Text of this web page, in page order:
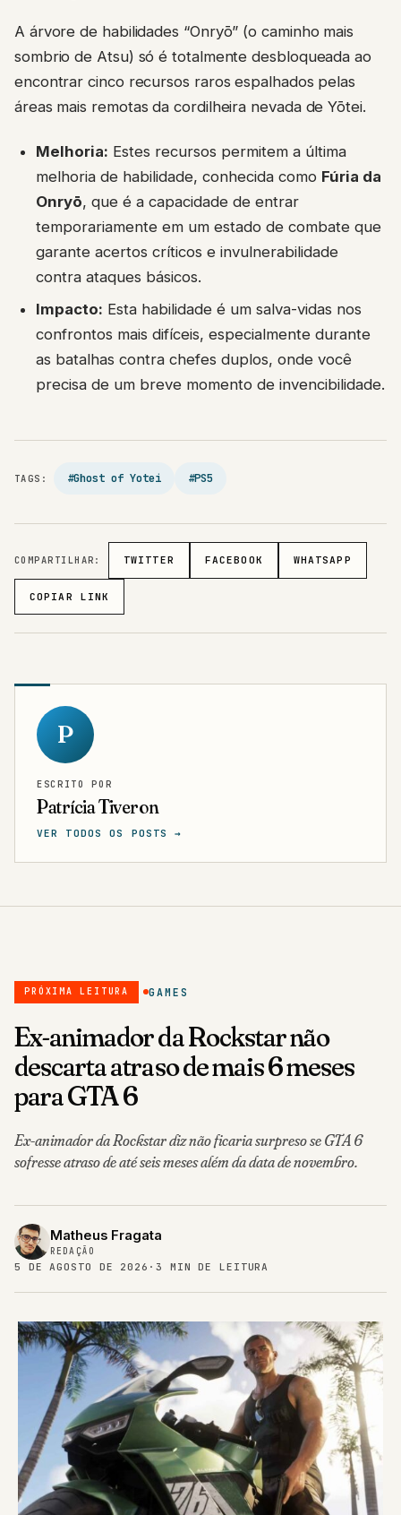
A árvore de habilidades “Onryō” (o caminho mais
sombrio de Atsu) só é totalmente desbloqueada ao
encontrar cinco recursos raros espalhados pelas
áreas mais remotas da cordilheira nevada de Yōtei.
Melhoria: Estes recursos permitem a última
melhoria de habilidade, conhecida como Fúria da
Onryō, que é a capacidade de entrar
temporariamente em um estado de combate que
garante acertos críticos e invulnerabilidade
contra ataques básicos.
Impacto: Esta habilidade é um salva-vidas nos
confrontos mais difíceis, especialmente durante
as batalhas contra chefes duplos, onde você
precisa de um breve momento de invencibilidade.
TAGS: #Ghost of Yotei #PS5
COMPARTILHAR: TWITTER FACEBOOK WHATSAPP
COPIAR LINK
P
ESCRITO POR
Patrícia Tiveron
VER TODOS OS POSTS →
PRÓXIMA LEITURA GAMES
Ex-animador da Rockstar não
descarta atraso de mais 6 meses
para GTA 6
Ex-animador da Rockstar diz não ficaria surpreso se GTA 6
sofresse atraso de até seis meses além da data de novembro.
Matheus Fragata
REDAÇÃO
5 DE AGOSTO DE 2026 · 3 MIN DE LEITURA